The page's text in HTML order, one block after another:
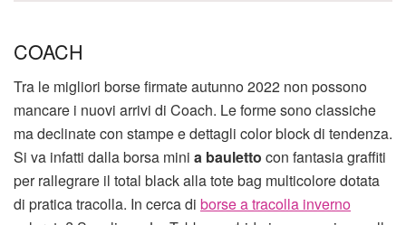
COACH
Tra le migliori borse firmate autunno 2022 non possono
mancare i nuovi arrivi di Coach. Le forme sono classiche
ma declinate con stampe e dettagli color block di tendenza.
Si va infatti dalla borsa mini a bauletto con fantasia graffiti
per rallegrare il total black alla tote bag multicolore dotata
di pratica tracolla. In cerca di borse a tracolla inverno